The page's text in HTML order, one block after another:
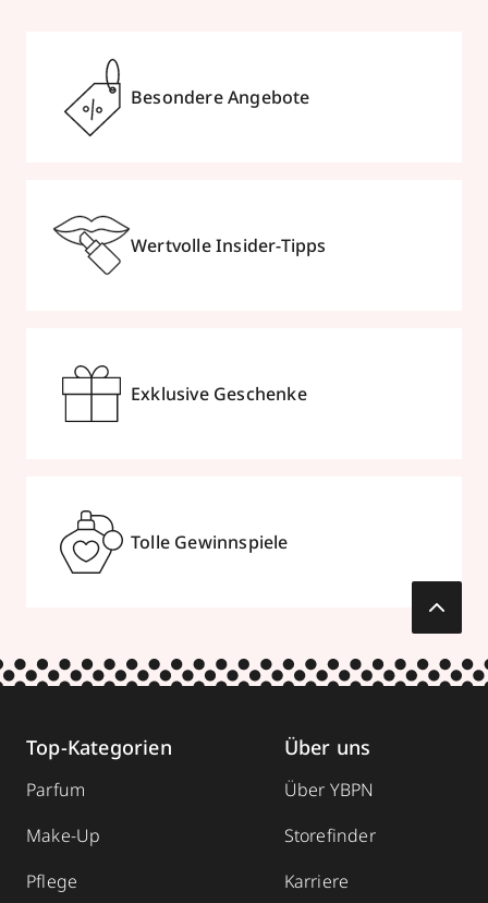
Besondere Angebote
Wertvolle Insider-Tipps
Exklusive Geschenke
Tolle Gewinnspiele
Top-Kategorien
Parfum
Make-Up
Pflege
Über uns
Über YBPN
Storefinder
Karriere